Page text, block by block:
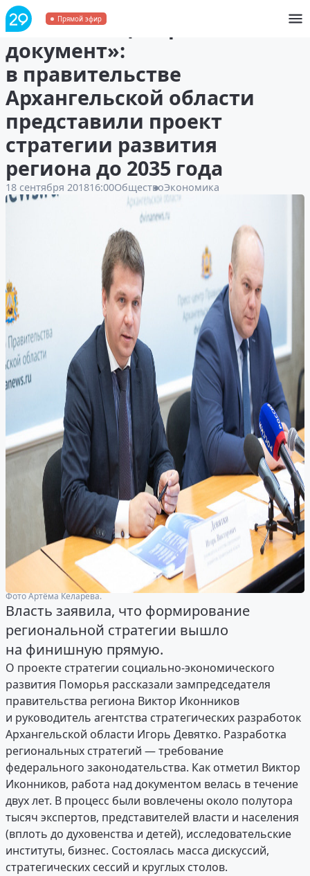
Прямой эфир
«Человекоцентричный
документ»:
в правительстве
Архангельской области
представили проект
стратегии развития
региона до 2035 года
18 сентября 201816:00ОбществоЭкономика
Фото Артёма Келарева.
Власть заявила, что формирование
региональной стратегии вышло
на финишную прямую.
О проекте стратегии социально-экономического
развития Поморья рассказали зампредседателя
правительства региона Виктор Иконников
и руководитель агентства стратегических разработок
Архангельской области Игорь Девятко. Разработка
региональных стратегий — требование
федерального законодательства. Как отметил Виктор
Иконников, работа над документом велась в течение
двух лет. В процесс были вовлечены около полутора
тысяч экспертов, представителей власти и населения
(вплоть до духовенства и детей), исследовательские
институты, бизнес. Состоялась масса дискуссий,
стратегических сессий и круглых столов.